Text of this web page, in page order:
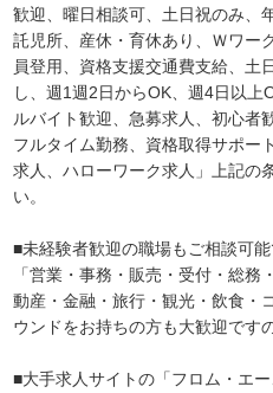
歓迎、曜日相談可、土日祝のみ、
託児所、産休・育休あり、Ｗワー
員登用、資格支援交通費支給、土
し、週1週2日からOK、週4日以上
ルバイト歓迎、急募求人、初心者
フルタイム勤務、資格取得サポー
求人、ハローワーク求人」上記の
い。
■未経験者歓迎の職場もご相談可能
「営業・事務・販売・受付・総
動産・金融・旅行・観光・飲食・
ウンドをお持ちの方も大歓迎です
■大手求人サイトの「フロム・エ